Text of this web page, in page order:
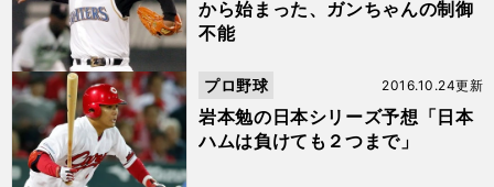
から始まった、ガンちゃんの制御
不能
岩本勉の日本シリーズ予想「日本
ハムは負けても２つまで」
2016.10.24更新
プロ野球